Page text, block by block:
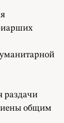
раздачи
общим